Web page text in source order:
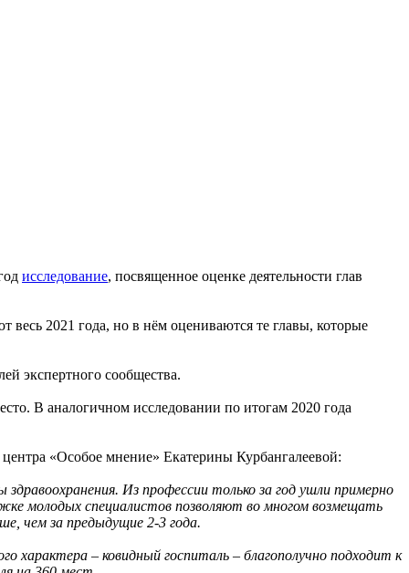
исследование, посвященное оценке деятельности глав
весь 2021 года, но в нём оцениваются те главы, которые
экспертного сообщества.
В аналогичном исследовании по итогам 2020 года
центра «Особое мнение» Екатерины Курбангалеевой:
Из профессии только за год ушли примерно
молодых специалистов позволяют во многом возмещать
чем за предыдущие 2-3 года.
– ковидный госпиталь – благополучно подходит к